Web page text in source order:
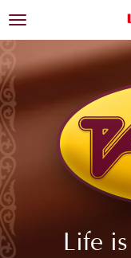
Life
Toggle
navigation